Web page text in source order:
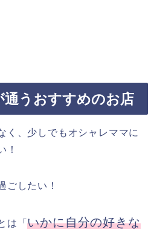
うおすすめのお店
く、少しでもオシャレママに
！
ごしたい！
は「いかに自分の好きな